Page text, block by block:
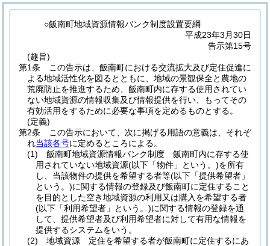
○飯南町地域資源情報バンク制度設置要綱
平成23年3月30日
告示第15号
(趣旨)
第1条
この告示は、飯南町における交流拡大及び定住促進に
よる地域活性化を図るとともに、地域の景観保全と農地の
荒廃防止を推進するため、飯南町内に存する使用されてい
ない地域資源の情報収集及び情報提供を行い、もってその
有効活用をするために必要な事項を定めるものとする。
(定義)
第2条
この告示において、次に掲げる用語の意義は、それぞ
れ当該各号に定めるところによる。
(1)
飯南町地域資源情報バンク制度 飯南町内に存する使
用されていない地域資源(以下「物件」という。)を所有
し、当該物件の提供を希望する者等(以下「提供希望者」
という。)に関する情報の登録及び飯南町に定住すること
を目的とした空き地域資源の利用又は購入を希望する者
(以下「利用希望者」という。)に関する情報の登録を通
して、提供希望者及び利用希望者に対して有用な情報を
提供するシステムをいう。
(2)
地域資源 定住を希望する者が飯南町に定住するにあ